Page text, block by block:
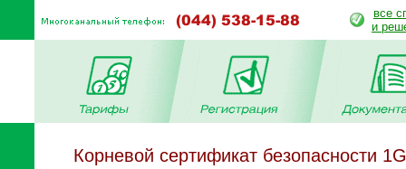
все
и
Корневой сертификат безопасности